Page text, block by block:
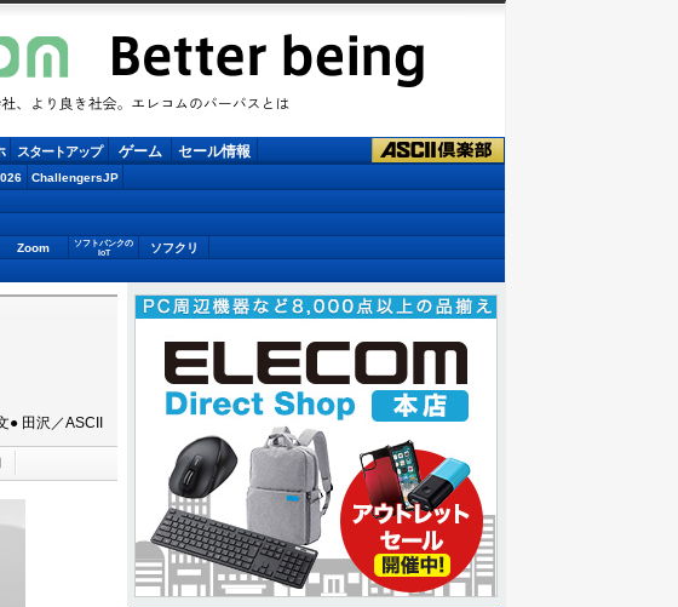
スタートアップ ゲーム セール情報
ChallengersJP
Zoom
ソフトバンクの
IoT
ソフクリ
● 田沢／ASCII